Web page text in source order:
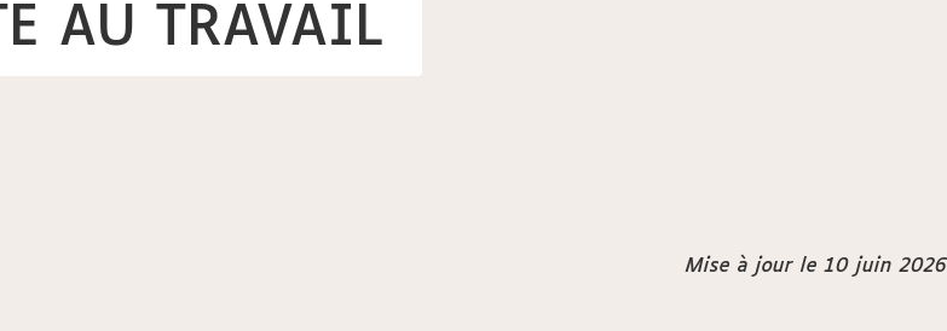
AU TRAVAIL
Mise à jour le 10 juin 2026